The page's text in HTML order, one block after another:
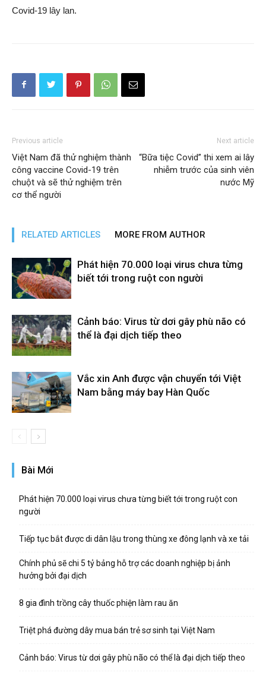
Covid-19 lây lan.
Previous article
Việt Nam đã thử nghiệm thành
công vaccine Covid-19 trên
chuột và sẽ thử nghiệm trên
cơ thể người
Next article
“Bữa tiệc Covid” thi xem ai lây
nhiễm trước của sinh viên
nước Mỹ
RELATED ARTICLES MORE FROM AUTHOR
Phát hiện 70.000 loại virus chưa từng
biết tới trong ruột con người
Cảnh báo: Virus từ dơi gây phù não có
thể là đại dịch tiếp theo
Vắc xin Anh được vận chuyển tới Việt
Nam bằng máy bay Hàn Quốc
Bài Mới
Phát hiện 70.000 loại virus chưa từng biết tới trong ruột con
người
Tiếp tục bắt được di dân lậu trong thùng xe đông lạnh và xe tải
Chính phủ sẽ chi 5 tỷ bảng hỗ trợ các doanh nghiệp bị ảnh
hưởng bởi đại dịch
8 gia đình trồng cây thuốc phiện làm rau ăn
Triệt phá đường dây mua bán trẻ sơ sinh tại Việt Nam
Cảnh báo: Virus từ dơi gây phù não có thể là đại dịch tiếp theo